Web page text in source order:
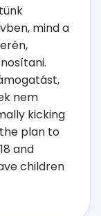
mind a
nem
kicking
plan to
and
children